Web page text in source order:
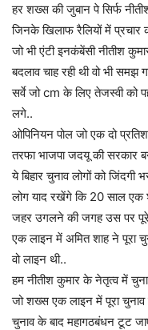
हर शख्स की जुबान पे सिर्फ
जिनके खिलाफ रैलियों में प्रचार
जो भी एंटी इनकंबेंसी नीतीश
बदलाव चाह रही थी वो भी समझ
सर्वे जो cm के लिए तेजस्वी को
लगे..
ओपिनियन पोल जो एक दो
तरफा भाजपा जदयू की सरकार
ये बिहार चुनाव लोगों को जिंदगी
लोग याद रखेंगे कि 20 साल एक
जहर उगलने की जगह उस पर पूरे
एक लाइन में अमित शाह ने पूरा
वो लाइन थी..
हम नीतीश कुमार के नेतृत्व में
जो शख्स एक लाइन में पूरा
चुनाव के बाद महागठबंधन टूट